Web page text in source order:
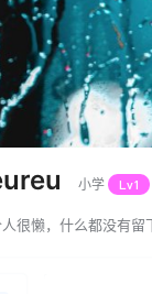
小学 Lv1
很懒，什么都没有留